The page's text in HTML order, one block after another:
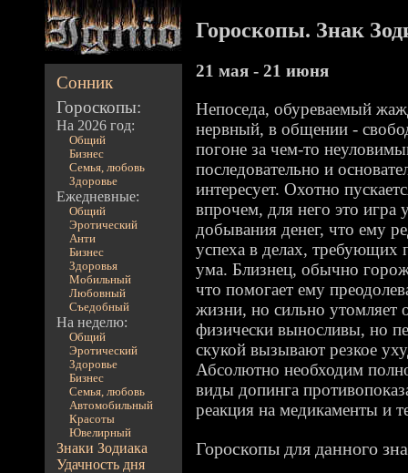
Сонник
Гороскопы:
На 2026 год:
Общий
Бизнес
Семья, любовь
Здоровье
Ежедневные:
Общий
Эротический
Анти
Бизнес
Здоровья
Мобильный
Любовный
Съедобный
На неделю:
Общий
Эротический
Здоровье
Бизнес
Семья, любовь
Автомобильный
Красоты
Ювелирный
Знаки Зодиака
Удачность дня
Гороскопы. Знак
21 мая - 21 июня
Непоседа, обуреваемый
нервный, в общении -
погоне за чем-то
последовательно и
интересует. Охотно
впрочем, для него это игра
добывания денег, что ему
успеха в делах, требующих
ума. Близнец, обычно
что помогает ему
жизни, но сильно
физически выносливы, но
скукой вызывают резкое
Абсолютно необходим
виды допинга
реакция на медикаменты и
Гороскопы для данного